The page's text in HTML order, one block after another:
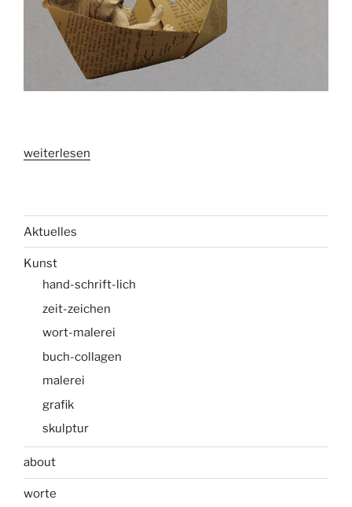
„papierschiff“
weiterlesen
Aktuelles
Kunst
hand-schrift-lich
zeit-zeichen
wort-malerei
buch-collagen
malerei
grafik
skulptur
about
worte